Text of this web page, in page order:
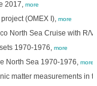
2017, more
(OMEX I), more
North Sea Cruise with R/
1970-1976, more
North Sea 1970-1976, more
matter measurements in